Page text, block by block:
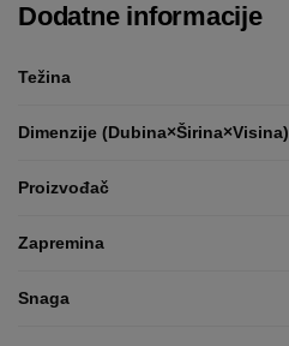
Dodatne informacije
Težina
Dimenzije (Dubina×Širina×Visina)
Proizvođač
Zapremina
Snaga